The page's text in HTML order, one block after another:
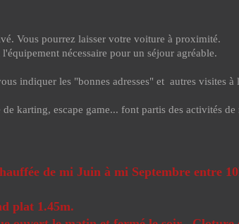
Vous pourrez laisser votre voiture à proximité.
nécessaire pour un séjour agréable.
indiquer les "bonnes adresses" et autres visites à
karting, escape game... font partis des activités de
de mi Juin à mi Septembre entre
plat 1.45m.